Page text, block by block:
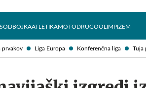
prvakov Liga Europa Konferenčna liga Tuja
ODBOJKAATLETIKAMOTODRUGOOLIMPIZEM